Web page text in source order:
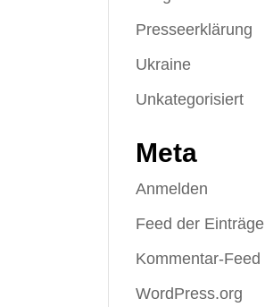
Presseerklärung
Ukraine
Unkategorisiert
Meta
Anmelden
Feed der Einträge
Kommentar-Feed
WordPress.org